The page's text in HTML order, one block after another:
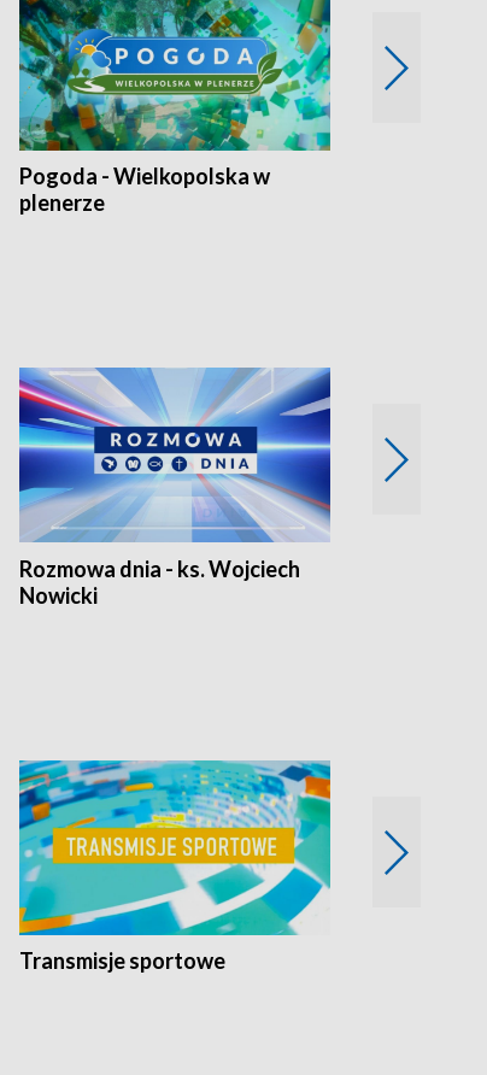
Pogoda - Wielkopolska w
plenerze
Rozmowa dnia - ks. Wojciech
Nowicki
Transmisje sportowe